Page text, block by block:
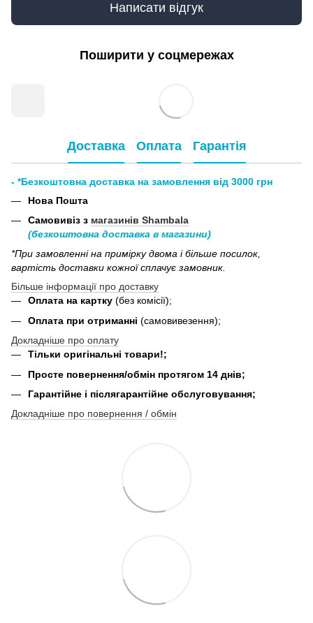
Написати відгук
Поширити у соцмережах
Доставка Оплата Гарантія
- *Безкоштовна доставка на замовлення від 3000 грн
Нова Пошта
Самовивіз з магазинів Shambala
(безкоштовна доставка в магазини)
*При замовленні на примірку двома і більше посилок,
вартість доставки кожної сплачує замовник.
Більше інформації про доставку
Оплата на картку (без комісії);
Оплата при отриманні (самовивезення);
Докладніше про оплату
Тільки оригінальні товари!;
Просте повернення/обмін протягом 14 днів;
Гарантійне і післягарантійне обслуговування;
Докладніше про повернення / обмін